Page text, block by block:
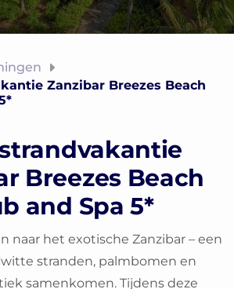
Zanzibar Breezes Beach
Breezes Beach
and Spa 5*
naar het exotische Zanzibar – een
stranden, palmbomen en
samenkomen. Tijdens deze